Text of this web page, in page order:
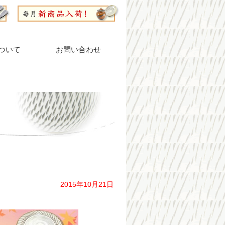
いて お問い合わせ
2015年10月21日